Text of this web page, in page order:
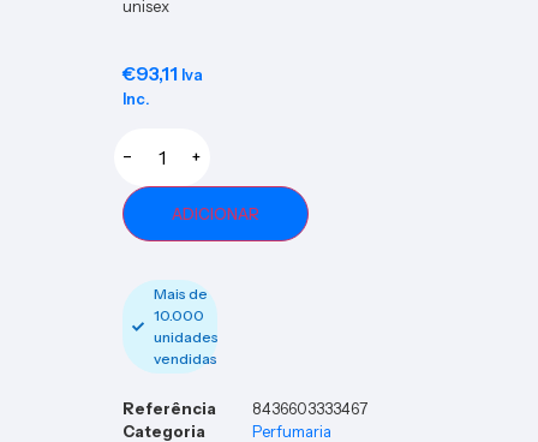
unisex
€93,11 Iva
Inc.
− +
ADICIONAR
Mais de
10.000
unidades
vendidas
Referência
8436603333467
Categoria
Perfumaria